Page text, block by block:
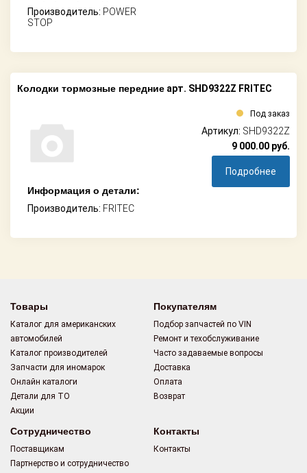
Производитель: POWER
STOP
Колодки тормозные передние арт. SHD9322Z FRITEC
Информация о детали:
Производитель: FRITEC
Под заказ
Артикул: SHD9322Z
9 000.00 руб.
Подробнее
Товары
Каталог для американских
автомобилей
Каталог производителей
Запчасти для иномарок
Онлайн каталоги
Детали для ТО
Акции
Покупателям
Подбор запчастей по VIN
Ремонт и техобслуживание
Часто задаваемые вопросы
Доставка
Оплата
Возврат
Сотрудничество
Поставщикам
Партнерство и сотрудничество
Контакты
Контакты